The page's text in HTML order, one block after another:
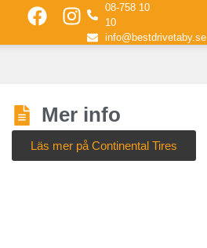
08-758 10
10
info@bestdrivetaby.se
Mer info
Läs mer på Continental Tires